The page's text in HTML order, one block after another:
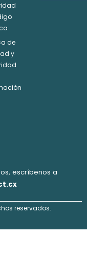
de
y
escríbenos a
reservados.